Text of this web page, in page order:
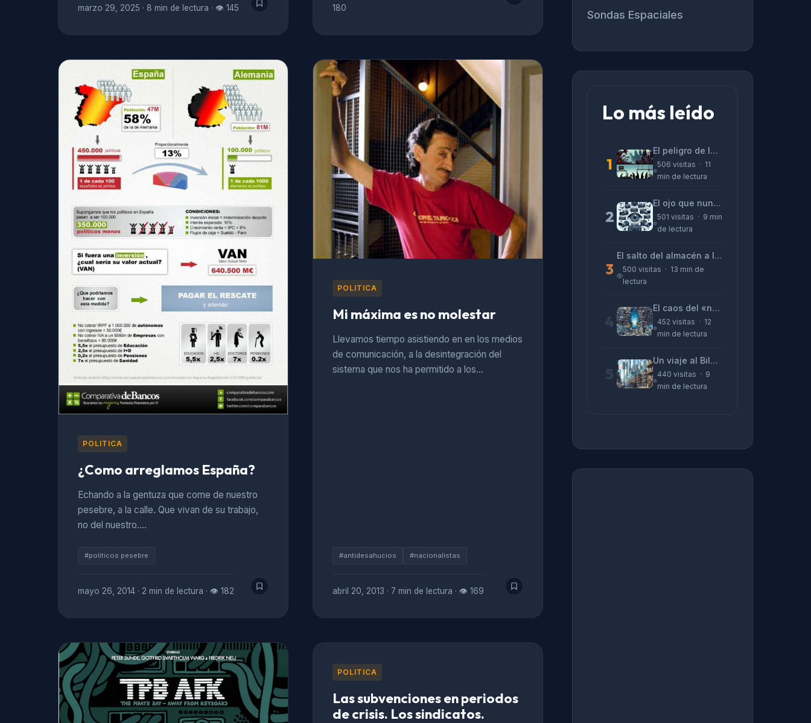
marzo 29, 2025 · 8 min de lectura · 👁 145
180
POLITICA
¿Como arreglamos España?
Echando a la gentuza que come de nuestro
pesebre, a la calle. Que vivan de su trabajo,
no del nuestro.…
#politicos pesebre
mayo 26, 2014 · 2 min de lectura · 👁 182
POLITICA
Mi máxima es no molestar
Llevamos tiempo asistiendo en en los medios
de comunicación, a la desintegración del
sistema que nos ha permitido a los…
#antidesahucios #nacionalistas
abril 20, 2013 · 7 min de lectura · 👁 169
POLITICA
Las subvenciones en periodos
de crisis. Los sindicatos.
Sondas Espaciales
Lo más leído
1
El peligro de las «alucinaciones» y el CV prefabricado
506 visitas · 11
min de lectura
2
El ojo que nunca parpadea: lo que nos cuentan las cámaras de Lizeth Marzano
501 visitas · 9 min
de lectura
3
El salto del almacén a la terminal: La realidad de reinventarse en tecnología
500 visitas · 13 min de
lectura
El caos del «no funciona nada» y la realidad tras la pantalla
452 visitas · 12
min de lectura
Un viaje al Bilbao de 2026 con sabor a 1895
440 visitas · 9
min de lectura